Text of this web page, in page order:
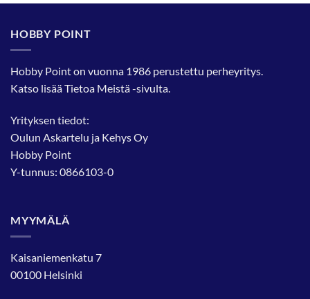
HOBBY POINT
Hobby Point on vuonna 1986 perustettu perheyritys.
Katso lisääTietoa Meistä-sivulta.
Yrityksen tiedot:
Oulun Askartelu ja Kehys Oy
Hobby Point
Y-tunnus: 0866103-0
MYYMÄLÄ
Kaisaniemenkatu 7
00100 Helsinki